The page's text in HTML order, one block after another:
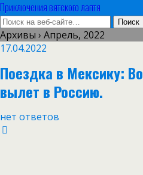
Приключения вятского лаптя
Архивы › Апрель, 2022
17.04.2022
Поездка в Мексику:
вылет в Россию.
нет ответов